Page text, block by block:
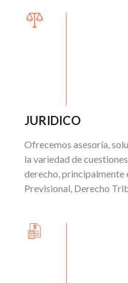
JURIDICO
Ofrecemos asesoría,
la variedad de
derecho, principalmente
Previsional, Derecho